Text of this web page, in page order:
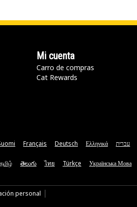
Mi cuenta
Carro de compras
Cat Rewards
Français Deutsch Ελληνικά עברית
தமிழ் తెలుగు ไทย Türkçe Українська Мова
personal